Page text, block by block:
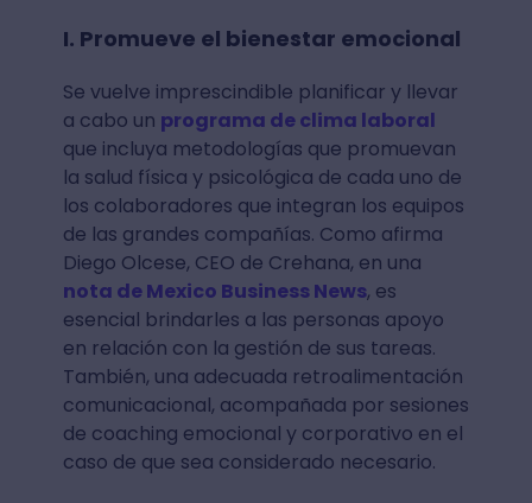
I. Promueve el bienestar emocional
Se vuelve imprescindible planificar y llevar
a cabo un programa de clima laboral
que incluya metodologías que promuevan
la salud física y psicológica de cada uno de
los colaboradores que integran los equipos
de las grandes compañías. Como afirma
Diego Olcese, CEO de Crehana, en una
nota de Mexico Business News, es
esencial brindarles a las personas apoyo
en relación con la gestión de sus tareas.
También, una adecuada retroalimentación
comunicacional, acompañada por sesiones
de coaching emocional y corporativo en el
caso de que sea considerado necesario.